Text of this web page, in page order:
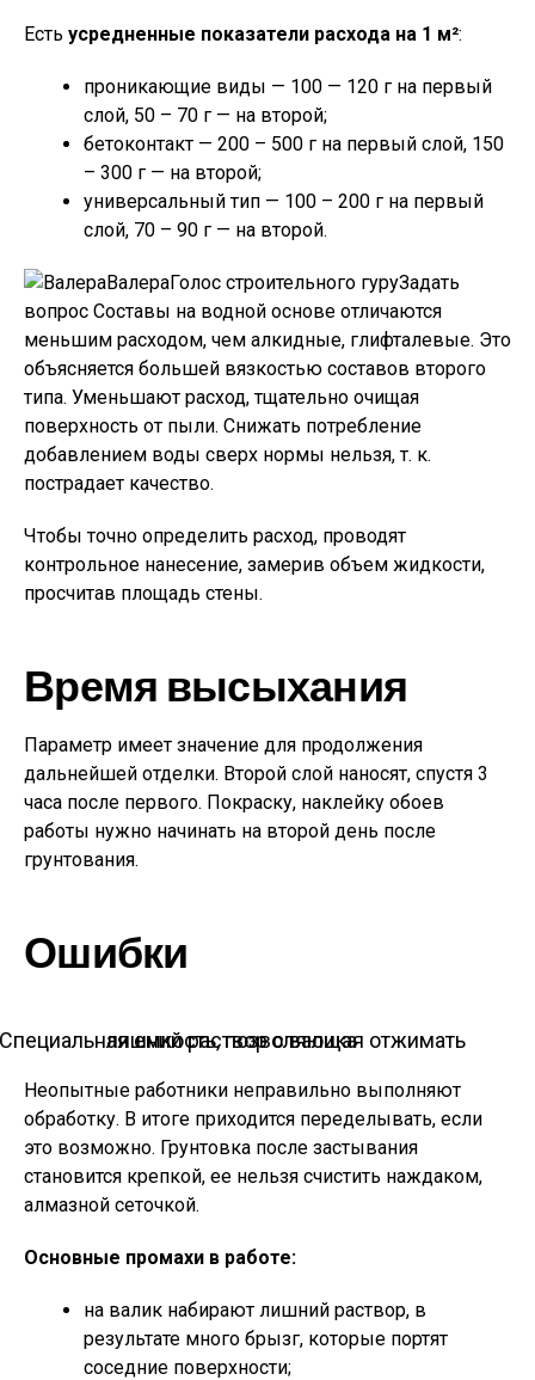
Есть усредненные показатели расхода на 1 м²:
проникающие виды — 100 — 120 г на первый
слой, 50 – 70 г — на второй;
бетоконтакт — 200 – 500 г на первый слой, 150
– 300 г — на второй;
универсальный тип — 100 – 200 г на первый
слой, 70 – 90 г — на второй.
ВалераГолос строительного гуруЗадать
вопрос Составы на водной основе отличаются
меньшим расходом, чем алкидные, глифталевые. Это
объясняется большей вязкостью составов второго
типа. Уменьшают расход, тщательно очищая
поверхность от пыли. Снижать потребление
добавлением воды сверх нормы нельзя, т. к.
пострадает качество.
Чтобы точно определить расход, проводят
контрольное нанесение, замерив объем жидкости,
просчитав площадь стены.
Время высыхания
Параметр имеет значение для продолжения
дальнейшей отделки. Второй слой наносят, спустя 3
часа после первого. Покраску, наклейку обоев
работы нужно начинать на второй день после
грунтования.
Ошибки
Специальная емкость, позволяющая отжимать лишний раствор с валика
Неопытные работники неправильно выполняют
обработку. В итоге приходится переделывать, если
это возможно. Грунтовка после застывания
становится крепкой, ее нельзя счистить наждаком,
алмазной сеточкой.
Основные промахи в работе:
на валик набирают лишний раствор, в
результате много брызг, которые портят
соседние поверхности;